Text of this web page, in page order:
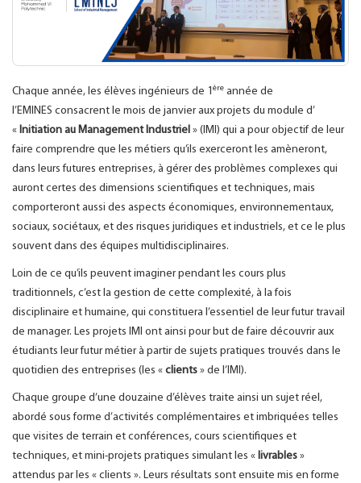
Chaque année, les élèves ingénieurs de 1ère année de
l’EMINES consacrent le mois de janvier aux projets du module d’
« Initiation au Management Industriel » (IMI) qui a pour objectif de leur
faire comprendre que les métiers qu’ils exerceront les amèneront,
dans leurs futures entreprises, à gérer des problèmes complexes qui
auront certes des dimensions scientifiques et techniques, mais
comporteront aussi des aspects économiques, environnementaux,
sociaux, sociétaux, et des risques juridiques et industriels, et ce le plus
souvent dans des équipes multidisciplinaires.
Loin de ce qu’ils peuvent imaginer pendant les cours plus
traditionnels, c’est la gestion de cette complexité, à la fois
disciplinaire et humaine, qui constituera l’essentiel de leur futur travail
de manager. Les projets IMI ont ainsi pour but de faire découvrir aux
étudiants leur futur métier à partir de sujets pratiques trouvés dans le
quotidien des entreprises (les « clients » de l’IMI).
Chaque groupe d’une douzaine d’élèves traite ainsi un sujet réel,
abordé sous forme d’activités complémentaires et imbriquées telles
que visites de terrain et conférences, cours scientifiques et
techniques, et mini-projets pratiques simulant les « livrables »
attendus par les « clients ». Leurs résultats sont ensuite mis en forme